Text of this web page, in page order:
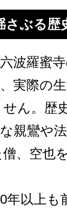
さぶる歴
波羅蜜
実際の
ん。歴
親鸞や
、空也
年以上も